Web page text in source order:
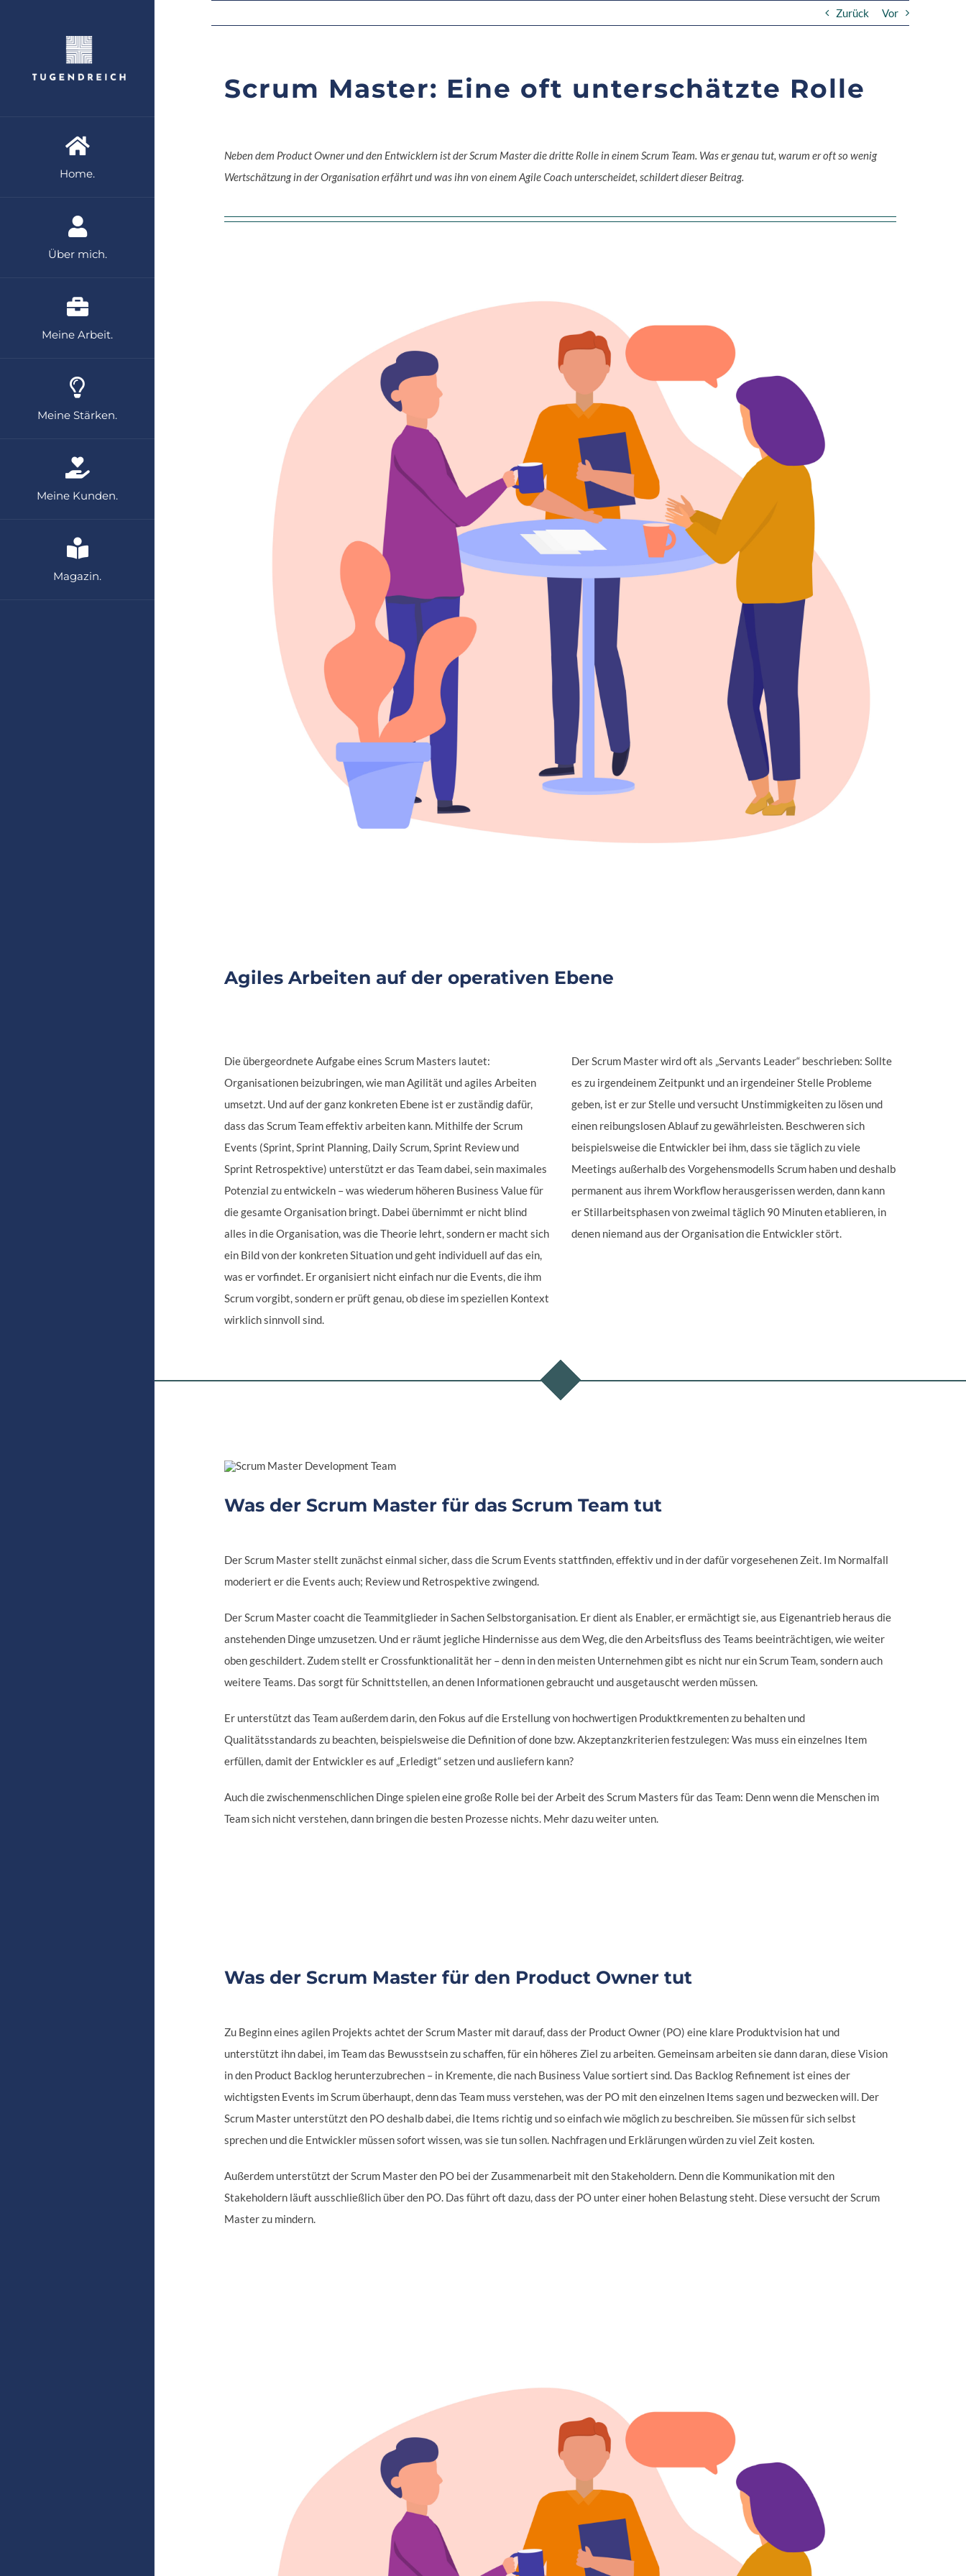
Home.
Über mich.
Meine Arbeit.
Meine Stärken.
Meine Kunden.
Magazin.
Zurück Vor
Scrum Master: Eine oft unterschätzte Rolle
Neben dem Product Owner und den Entwicklern ist der Scrum Master die dritte Rolle in einem Scrum Team. Was er genau tut, warum er oft so wenig
Wertschätzung in der Organisation erfährt und was ihn von einem Agile Coach unterscheidet, schildert dieser Beitrag.
Agiles Arbeiten auf der operativen Ebene
Die übergeordnete Aufgabe eines Scrum Masters lautet:
Organisationen beizubringen, wie man Agilität und agiles Arbeiten
umsetzt. Und auf der ganz konkreten Ebene ist er zuständig dafür,
dass das Scrum Team effektiv arbeiten kann. Mithilfe der Scrum
Events (Sprint, Sprint Planning, Daily Scrum, Sprint Review und
Sprint Retrospektive) unterstützt er das Team dabei, sein maximales
Potenzial zu entwickeln – was wiederum höheren Business Value für
die gesamte Organisation bringt. Dabei übernimmt er nicht blind
alles in die Organisation, was die Theorie lehrt, sondern er macht sich
ein Bild von der konkreten Situation und geht individuell auf das ein,
was er vorfindet. Er organisiert nicht einfach nur die Events, die ihm
Scrum vorgibt, sondern er prüft genau, ob diese im speziellen Kontext
wirklich sinnvoll sind.
Der Scrum Master wird oft als „Servants Leader“ beschrieben: Sollte
es zu irgendeinem Zeitpunkt und an irgendeiner Stelle Probleme
geben, ist er zur Stelle und versucht Unstimmigkeiten zu lösen und
einen reibungslosen Ablauf zu gewährleisten. Beschweren sich
beispielsweise die Entwickler bei ihm, dass sie täglich zu viele
Meetings außerhalb des Vorgehensmodells Scrum haben und deshalb
permanent aus ihrem Workflow herausgerissen werden, dann kann
er Stillarbeitsphasen von zweimal täglich 90 Minuten etablieren, in
denen niemand aus der Organisation die Entwickler stört.
Was der Scrum Master für das Scrum Team tut
Der Scrum Master stellt zunächst einmal sicher, dass die Scrum Events stattfinden, effektiv und in der dafür vorgesehenen Zeit. Im Normalfall
moderiert er die Events auch; Review und Retrospektive zwingend.
Der Scrum Master coacht die Teammitglieder in Sachen Selbstorganisation. Er dient als Enabler, er ermächtigt sie, aus Eigenantrieb heraus die
anstehenden Dinge umzusetzen. Und er räumt jegliche Hindernisse aus dem Weg, die den Arbeitsfluss des Teams beeinträchtigen, wie weiter
oben geschildert. Zudem stellt er Crossfunktionalität her – denn in den meisten Unternehmen gibt es nicht nur ein Scrum Team, sondern auch
weitere Teams. Das sorgt für Schnittstellen, an denen Informationen gebraucht und ausgetauscht werden müssen.
Er unterstützt das Team außerdem darin, den Fokus auf die Erstellung von hochwertigen Produktkrementen zu behalten und
Qualitätsstandards zu beachten, beispielsweise die Definition of done bzw. Akzeptanzkriterien festzulegen: Was muss ein einzelnes Item
erfüllen, damit der Entwickler es auf „Erledigt“ setzen und ausliefern kann?
Auch die zwischenmenschlichen Dinge spielen eine große Rolle bei der Arbeit des Scrum Masters für das Team: Denn wenn die Menschen im
Team sich nicht verstehen, dann bringen die besten Prozesse nichts. Mehr dazu weiter unten.
Was der Scrum Master für den Product Owner tut
Zu Beginn eines agilen Projekts achtet der Scrum Master mit darauf, dass der Product Owner (PO) eine klare Produktvision hat und
unterstützt ihn dabei, im Team das Bewusstsein zu schaffen, für ein höheres Ziel zu arbeiten. Gemeinsam arbeiten sie dann daran, diese Vision
in den Product Backlog herunterzubrechen – in Kremente, die nach Business Value sortiert sind. Das Backlog Refinement ist eines der
wichtigsten Events im Scrum überhaupt, denn das Team muss verstehen, was der PO mit den einzelnen Items sagen und bezwecken will. Der
Scrum Master unterstützt den PO deshalb dabei, die Items richtig und so einfach wie möglich zu beschreiben. Sie müssen für sich selbst
sprechen und die Entwickler müssen sofort wissen, was sie tun sollen. Nachfragen und Erklärungen würden zu viel Zeit kosten.
Außerdem unterstützt der Scrum Master den PO bei der Zusammenarbeit mit den Stakeholdern. Denn die Kommunikation mit den
Stakeholdern läuft ausschließlich über den PO. Das führt oft dazu, dass der PO unter einer hohen Belastung steht. Diese versucht der Scrum
Master zu mindern.